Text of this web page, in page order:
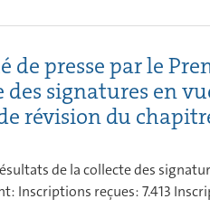
de presse par le
des signatures en
révision du
de la collecte des
Inscriptions reçues: 7.413